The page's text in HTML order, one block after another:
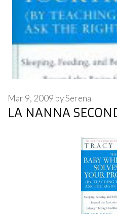
LA NANNA
Mar 9, 2009 bySerena